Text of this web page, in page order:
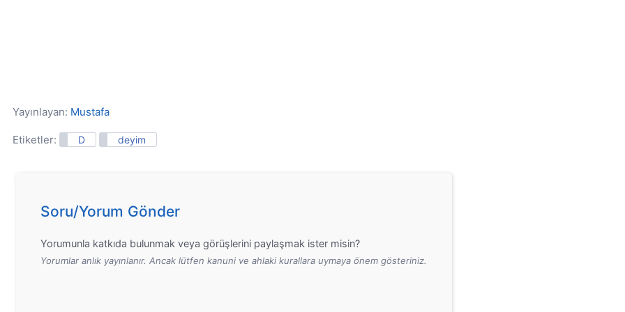
Yayınlayan: Mustafa
Etiketler: D deyim
Soru/Yorum Gönder
Yorumunla katkıda bulunmak veya görüşlerini paylaşmak ister misin?
Yorumlar anlık yayınlanır. Ancak lütfen kanuni ve ahlaki kurallara uymaya önem gösteriniz.